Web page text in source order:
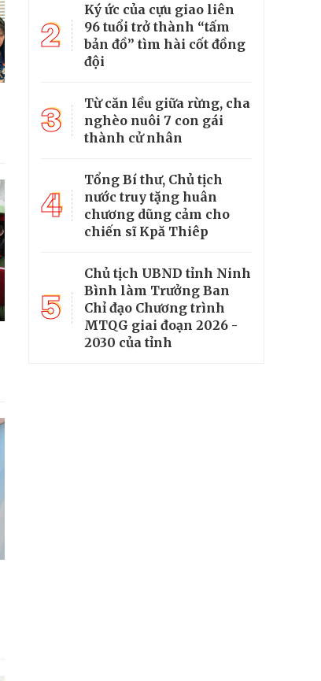
2
Ký ức của cựu giao liên
96 tuổi trở thành “tấm
bản đồ” tìm hài cốt đồng
đội
3
Từ căn lều giữa rừng, cha
nghèo nuôi 7 con gái
thành cử nhân
4
Tổng Bí thư, Chủ tịch
nước truy tặng huân
chương dũng cảm cho
chiến sĩ Kpă Thiêp
5
Chủ tịch UBND tỉnh Ninh
Bình làm Trưởng Ban
Chỉ đạo Chương trình
MTQG giai đoạn 2026 -
2030 của tỉnh